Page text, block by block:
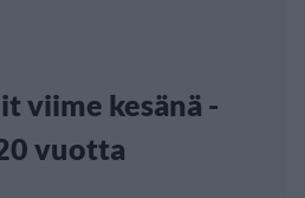
viime kesänä -
vuotta